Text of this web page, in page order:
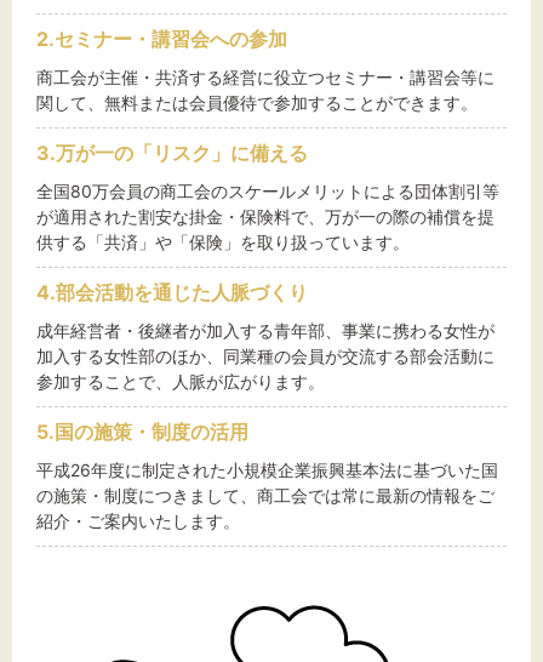
文字サイズ
標準 拡大
背景色
黒 白 黄
2.セミナー・講習会への参加
商工会が主催・共済する経営に役立つセミナー・講習会等に
関して、無料または会員優待で参加することができます。
3.万が一の「リスク」に備える
全国80万会員の商工会のスケールメリットによる団体割引等
が適用された割安な掛金・保険料で、万が一の際の補償を提
供する「共済」や「保険」を取り扱っています。
4.部会活動を通じた人脈づくり
成年経営者・後継者が加入する青年部、事業に携わる女性が
加入する女性部のほか、同業種の会員が交流する部会活動に
参加することで、人脈が広がります。
5.国の施策・制度の活用
平成26年度に制定された小規模企業振興基本法に基づいた国
の施策・制度につきまして、商工会では常に最新の情報をご
紹介・ご案内いたします。